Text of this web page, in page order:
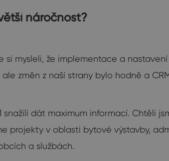
náročnost?
mysleli, že implementace a
změn z naší strany bylo hodně a
snažili dát maximum informací. Chtěli
projekty v oblasti bytové výstavby,
a službách.